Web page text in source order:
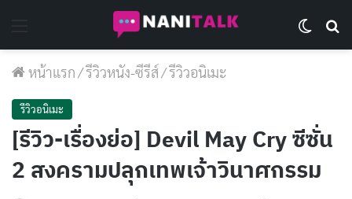
หน้าแรก/รีวิวหนัง-ซีรีส์/รีวิวอนิเมะ
รีวิวอนิเมะ
[รีวิว-เรื่องย่อ] Devil May Cry ซีซั่น
2 สงครามปลุกเทพเจ้าวินาศกรรม